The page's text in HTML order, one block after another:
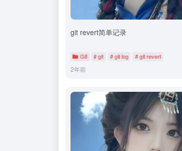
git revert简单记录
Git # git # git log # git revert
2年前